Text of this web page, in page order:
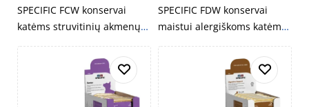
SPECIFIC FCW konservai
katėms struvitinių akmenų
profilaktikai 7 x 100 g
SPECIFIC FDW konservai
maistui alergiškoms katėms
7 x 100 g